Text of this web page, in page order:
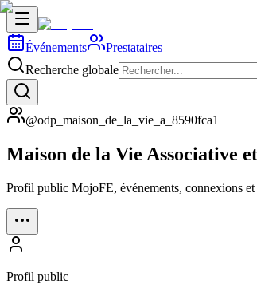
Événements
Prestataires
Recherche globale
@odp_maison_de_la_vie_a_8590fca1
Maison de la Vie Associative
Profil public MojoFE, événements, connexions et
Profil public